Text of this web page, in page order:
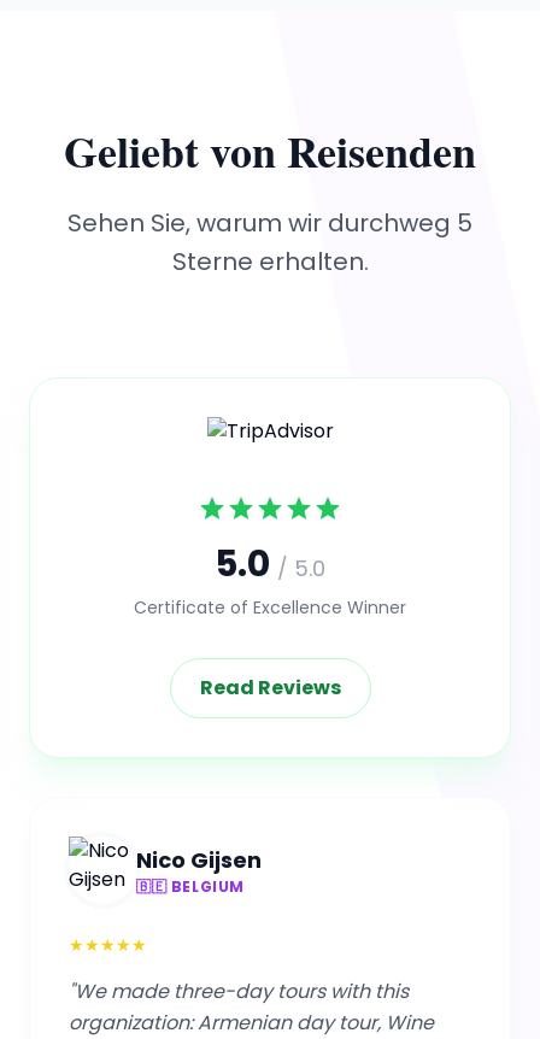
Geliebt von Reisenden
Sehen Sie, warum wir durchweg 5
Sterne erhalten.
5.0 / 5.0
Certificate of Excellence Winner
Read Reviews
Nico Gijsen
🇧🇪 BELGIUM
★★★★★
"We made three-day tours with this
organization: Armenian day tour, Wine